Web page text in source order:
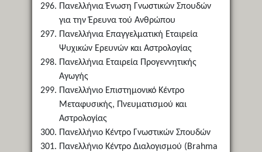
Πανελλήνια Ένωση Γνωστικών Σπουδών
για την Έρευνα τού Ανθρώπου
Πανελλήνια Επαγγελματική Εταιρεία
Ψυχικών Ερευνών και Αστρολογίας
Πανελλήνια Εταιρεία Προγεννητικής
Αγωγής
Πανελλήνιο Επιστημονικό Κέντρο
Μεταφυσικής, Πνευματισμού και
Αστρολογίας
Πανελλήνιο Κέντρο Γνωστικών Σπουδών
Πανελλήνιο Κέντρο Διαλογισμού (Brahma